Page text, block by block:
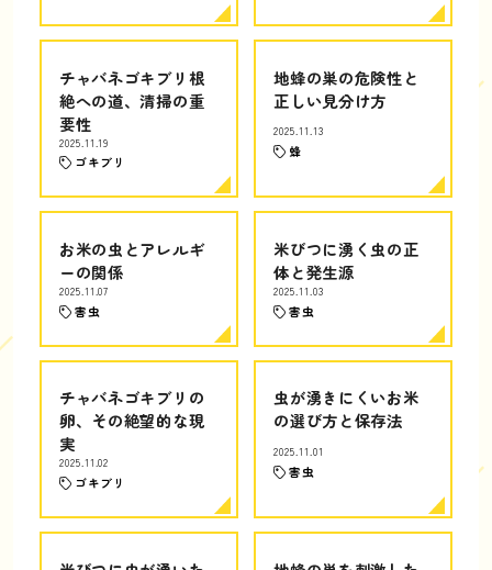
チャバネゴキブリ根
絶への道、清掃の重
要性
2025.11.19
ゴキブリ
地蜂の巣の危険性と
正しい見分け方
2025.11.13
蜂
お米の虫とアレルギ
ーの関係
2025.11.07
害虫
米びつに湧く虫の正
体と発生源
2025.11.03
害虫
チャバネゴキブリの
卵、その絶望的な現
実
2025.11.02
ゴキブリ
虫が湧きにくいお米
の選び方と保存法
2025.11.01
害虫